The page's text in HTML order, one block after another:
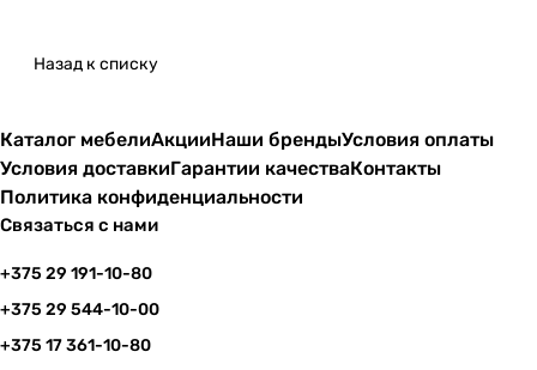
Назад к списку
Каталог мебелиАкцииНаши брендыУсловия оплаты
Условия доставкиГарантии качестваКонтакты
Политика конфиденциальности
Связаться с нами
+375 29 191-10-80
+375 29 544-10-00
+375 17 361-10-80